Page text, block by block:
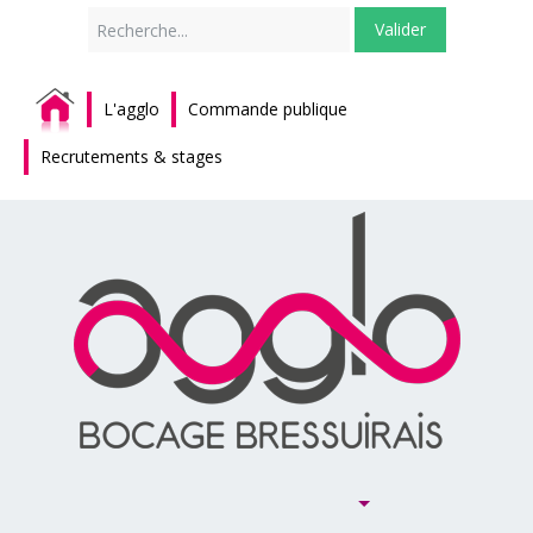
Valider
L'agglo Commande publique
Recrutements & stages